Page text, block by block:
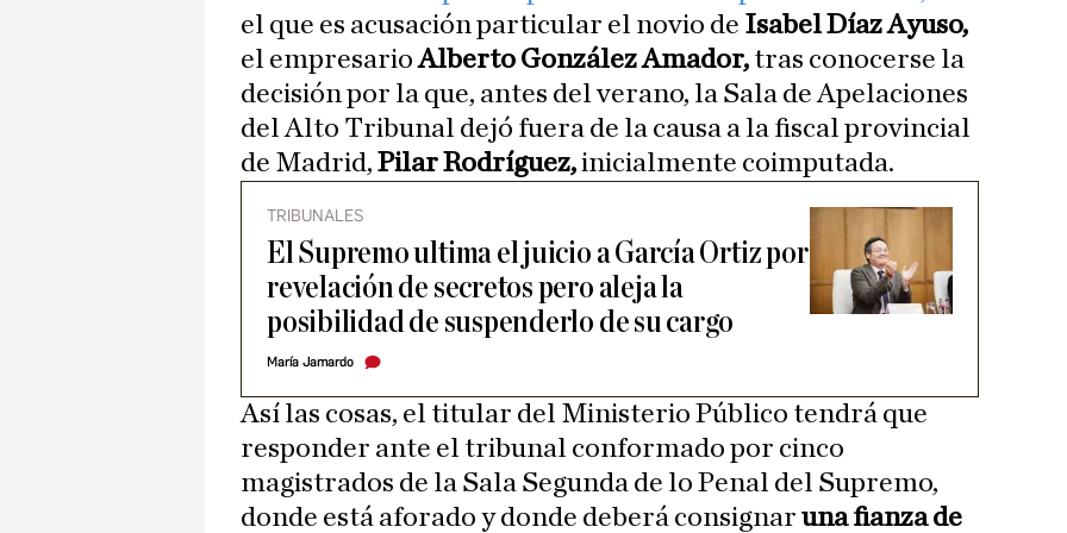
el que es acusación particular el novio de Isabel Díaz Ayuso,
el empresarioAlberto González Amador, tras conocerse la
decisión por la que, antes del verano, la Sala de Apelaciones
del Alto Tribunal dejó fuera de la causa a la fiscal provincial
de Madrid, Pilar Rodríguez,inicialmente coimputada.
TRIBUNALES
El Supremo ultima el juicio a García Ortiz por
revelación de secretos pero aleja la
posibilidad de suspenderlo de su cargo
María Jamardo
Así las cosas, el titular del Ministerio Público tendrá que
responder ante el tribunal conformado por cinco
magistrados de la Sala Segunda de lo Penal del Supremo,
donde está aforado y donde deberá consignar una fianza de